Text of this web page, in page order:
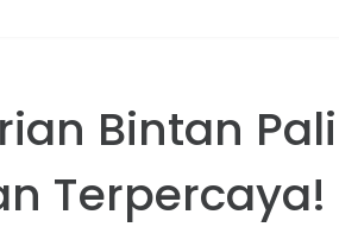
Bintan
Terpercaya!